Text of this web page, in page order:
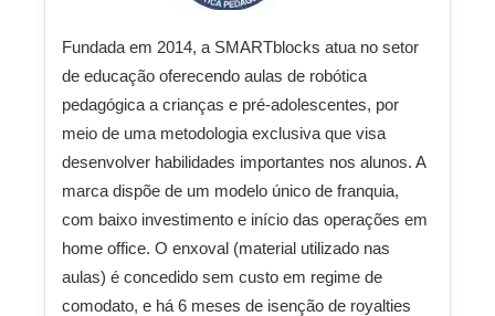
Fundada em 2014, a SMARTblocks atua no setor
de educação oferecendo aulas de robótica
pedagógica a crianças e pré-adolescentes, por
meio de uma metodologia exclusiva que visa
desenvolver habilidades importantes nos alunos. A
marca dispõe de um modelo único de franquia,
com baixo investimento e início das operações em
home office. O enxoval (material utilizado nas
aulas) é concedido sem custo em regime de
comodato, e há 6 meses de isenção de royalties